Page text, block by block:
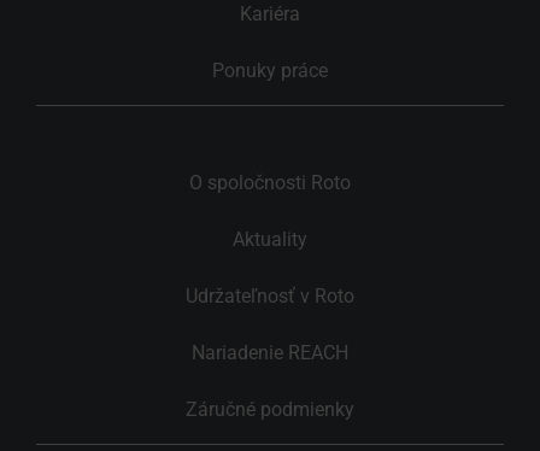
Kariéra
Ponuky práce
O spoločnosti Roto
Aktuality
Udržateľnosť v Roto
Nariadenie REACH
Záručné podmienky